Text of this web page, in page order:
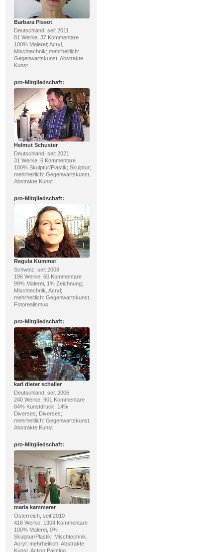
Barbara Pissot
Deutschland, seit 2011
81 Werke, 37 Kommentare
100% Malerei; Acryl,
Mischtechnik; mehrheitlich:
Gegenwartskunst, Abstrakte
Kunst
pro-Mitgliedschaft:
Helmut Schuster
Deutschland, seit 2021
31 Werke, 6 Kommentare
100% Skulptur/Plastik; Skulptur;
mehrheitlich: Gegenwartskunst,
Abstrakte Kunst
pro-Mitgliedschaft:
Regula Kummer
Schweiz, seit 2008
196 Werke, 60 Kommentare
99% Malerei, 1% Zeichnung;
Mischtechnik, Acryl;
mehrheitlich: Gegenwartskunst,
Fotorealismus
pro-Mitgliedschaft:
karl dieter schaller
Deutschland, seit 2006
240 Werke, 901 Kommentare
84% Kunstdruck, 14%
Diverses; Diverses;
mehrheitlich: Gegenwartskunst,
Abstrakte Kunst
pro-Mitgliedschaft:
maria kammerer
Österreich, seit 2010
416 Werke, 1304 Kommentare
100% Malerei, 0%
Skulptur/Plastik; Mischtechnik,
Acryl; mehrheitlich: Abstrakte
Kunst, Action Painting